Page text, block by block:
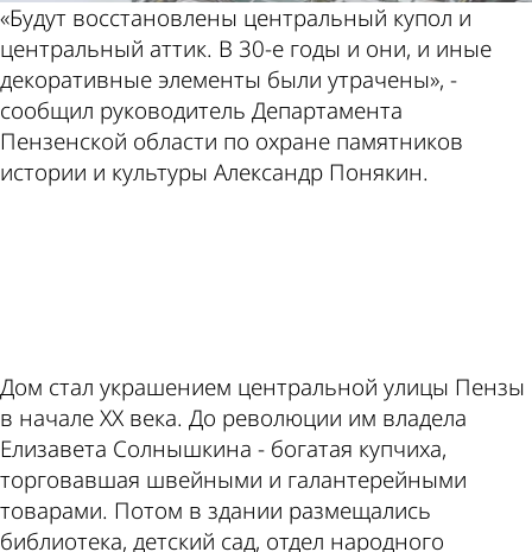
«Будут восстановлены центральный купол и
центральный аттик. В 30-е годы и они, и иные
декоративные элементы были утрачены», -
сообщил руководитель Департамента
Пензенской области по охране памятников
истории и культуры Александр Понякин.
Дом стал украшением центральной улицы Пензы
в начале XX века. До революции им владела
Елизавета Солнышкина - богатая купчиха,
торговавшая швейными и галантерейными
товарами. Потом в здании размещались
библиотека, детский сад, отдел народного